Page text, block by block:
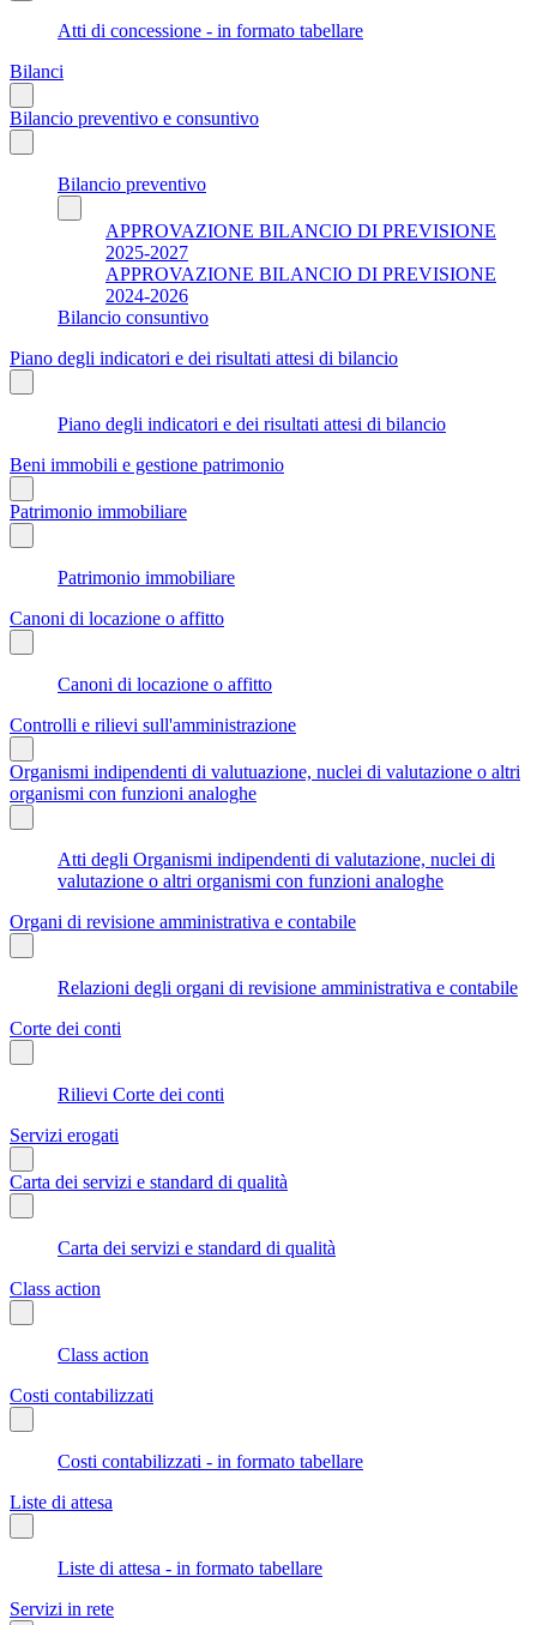
Atti di concessione - in formato tabellare
Bilanci
Bilancio preventivo e consuntivo
Bilancio preventivo
APPROVAZIONE BILANCIO DI PREVISIONE
2025-2027
APPROVAZIONE BILANCIO DI PREVISIONE
2024-2026
Bilancio consuntivo
Piano degli indicatori e dei risultati attesi di bilancio
Piano degli indicatori e dei risultati attesi di bilancio
Beni immobili e gestione patrimonio
Patrimonio immobiliare
Patrimonio immobiliare
Canoni di locazione o affitto
Canoni di locazione o affitto
Controlli e rilievi sull'amministrazione
Organismi indipendenti di valutuazione, nuclei di valutazione o altri
organismi con funzioni analoghe
Atti degli Organismi indipendenti di valutazione, nuclei di
valutazione o altri organismi con funzioni analoghe
Organi di revisione amministrativa e contabile
Relazioni degli organi di revisione amministrativa e contabile
Corte dei conti
Rilievi Corte dei conti
Servizi erogati
Carta dei servizi e standard di qualità
Carta dei servizi e standard di qualità
Class action
Class action
Costi contabilizzati
Costi contabilizzati - in formato tabellare
Liste di attesa
Liste di attesa - in formato tabellare
Servizi in rete